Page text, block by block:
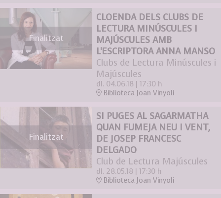
Finalitzat
CLOENDA DELS CLUBS DE
LECTURA MINÚSCULES I
MAJÚSCULES AMB
L'ESCRIPTORA ANNA MANSO
Clubs de Lectura Minúscules i
Majúscules
dl. 04.06.18 | 17:30 h
Biblioteca Joan Vinyoli
Finalitzat
SI PUGES AL SAGARMATHA
QUAN FUMEJA NEU I VENT,
DE JOSEP FRANCESC
DELGADO
Club de Lectura Majúscules
dl. 28.05.18 | 17:30 h
Biblioteca Joan Vinyoli